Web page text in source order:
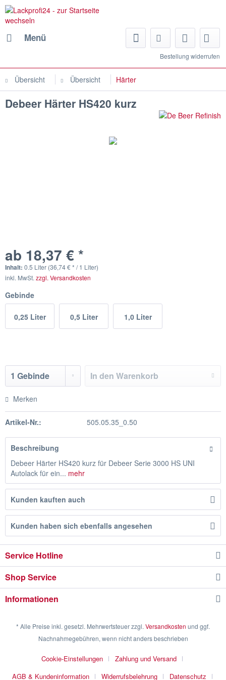
Menü
Bestellung widerrufen
Übersicht Übersicht Härter
Debeer Härter HS420 kurz
ab 18,37 € *
Inhalt: 0.5 Liter (36,74 € * / 1 Liter)
inkl. MwSt. zzgl. Versandkosten
Gebinde
0,25 Liter 0,5 Liter 1,0 Liter
In den Warenkorb
Merken
Artikel-Nr.: 505.05.35_0.50
Beschreibung
Debeer Härter HS420 kurz für Debeer Serie 3000 HS UNI
Autolack für ein... mehr
Kunden kauften auch
Kunden haben sich ebenfalls angesehen
Service Hotline
Shop Service
Informationen
* Alle Preise inkl. gesetzl. Mehrwertsteuer zzgl. Versandkosten und ggf.
Nachnahmegebühren, wenn nicht anders beschrieben
Cookie-Einstellungen
Zahlung und Versand
AGB & Kundeninformation
Widerrufsbelehrung Datenschutz